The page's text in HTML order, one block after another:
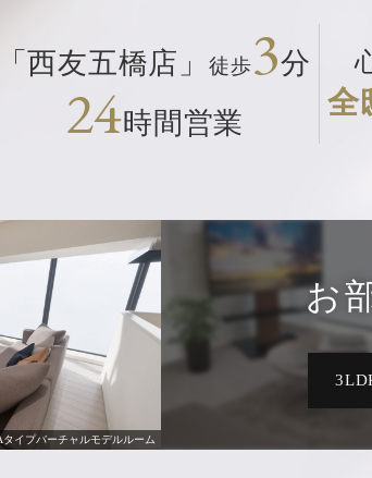
西友五橋店」 徒歩3分
24時間営業
全
タイプバーチャルモデルルーム
お
約者様の声を